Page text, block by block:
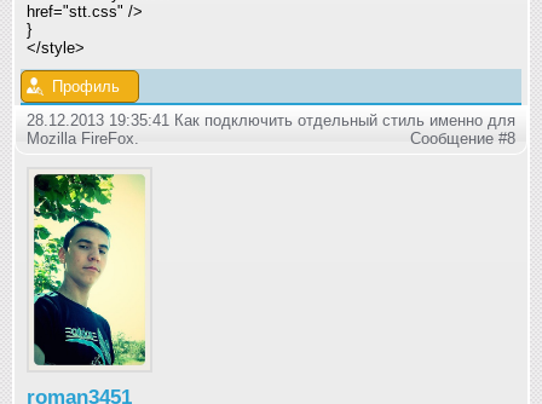
href="stt.css" />
}
</style>
Профиль
28.12.2013 19:35:41 Как подключить отдельный стиль именно для
Mozilla FireFox.
Сообщение #8
roman3451